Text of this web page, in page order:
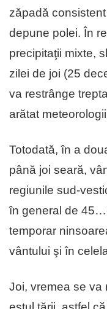
zăpadă
depune polei. În
precipitaţii mixte,
zilei de joi (25
va restrânge
arătat
Totodată, în a
până joi seară,
regiunile sud-
în general de
temporar
vântului şi în
Joi, vremea se va